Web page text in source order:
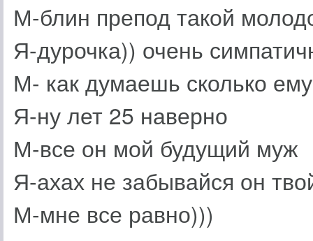
М-блин препод такой
Я-дурочка)) очень
М- как думаешь сколько
Я-ну лет 25 наверно
М-все он мой будущий муж
Я-ахах не забывайся он
М-мне все равно)))